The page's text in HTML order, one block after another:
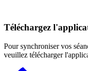
Téléchargez
Pour synchroniser vos
veuillez télécharger